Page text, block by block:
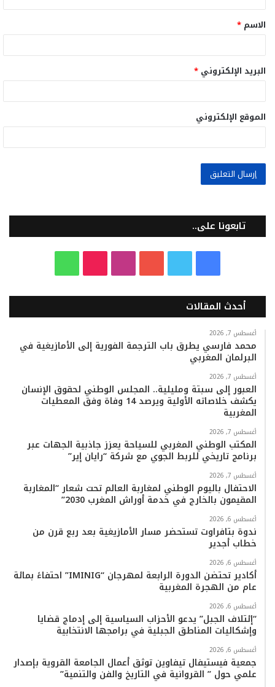
ق
*
الاسم *
البريد الإلكتروني *
الموقع الإلكتروني
تابعونا على..
س
و
ك
ي
ت
ب
س
ت
ا
k
T
k
ت
س
ب
أحدث المقالات
أغسطس 7, 2026
محمد فارسي يطرق باب الترجمة الفورية إلى الأمازيغية في
البرلمان المغربي
أغسطس 7, 2026
العبور إلى سبتة ومليلية.. المجلس الوطني لحقوق الإنسان
يكشف خلاصاته الأولية ويرصد 14 وفاة وفق المعطيات
المغربية
أغسطس 7, 2026
المكتب الوطني المغربي للسياحة يعزز جاذبية الجهات عبر
برنامج تاريخي للربط الجوي مع شركة “رايان إير”
أغسطس 7, 2026
الاحتفال باليوم الوطني لمغاربة العالم تحت شعار “المغاربة
المقيمون بالخارج في خدمة أوراش المغرب 2030”
أغسطس 6, 2026
ندوة بتافراوت تستحضر مسار الأمازيغية بعد ربع قرن من
خطاب أجدير
أغسطس 6, 2026
أكادير تحتضن الدورة الرابعة لمهرجان “IMINIG” احتفاءً بمائة
عام من الهجرة المغربية
أغسطس 6, 2026
“إئتلاف الجبل” يدعو الأحزاب السياسية إلى إدماج قضايا
وإشكاليات المناطق الجبلية في برامجها الانتخابية
أغسطس 6, 2026
جمعية فيستيفال تيفاوين توثق أعمال الجامعة القروية بإصدار
علمي حول ” القروانية في التاريخ والفن والتنمية”